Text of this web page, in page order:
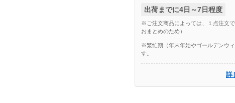
出荷までに4日～7日程度
※ご注文商品によっては、１点注文
おまとめのため）
※繁忙期（年末年始やゴールデンウ
す。
詳